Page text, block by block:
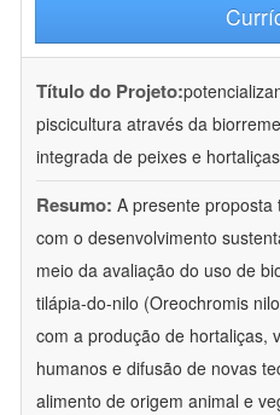
Título do Projeto:
piscicultura através da
integrada de peixes e hortaliças
Resumo: A presente
com o desenvolvimento
meio da avaliação do uso de
tilápia-do-nilo (Oreochromis
com a produção de hortaliças,
humanos e difusão de novas
alimento de origem animal e